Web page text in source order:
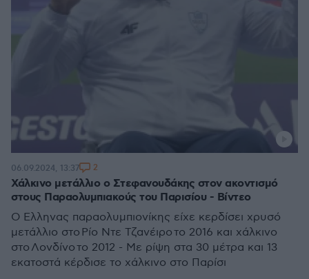
Χάλκινο μετάλλιο ο Στεφανουδάκης στον ακοντισμό
στους Παραολυμπιακούς του Παρισίου - Βίντεο
Ο Ελληνας παραολυμπιονίκης είχε κερδίσει χρυσό
μετάλλιο στο Ρίο Ντε Τζανέιρο το 2016 και χάλκινο
στο Λονδίνο το 2012 - Με ρίψη στα 30 μέτρα και 13
εκατοστά κέρδισε το χάλκινο στο Παρίσι
06.09.2024, 13:37 2